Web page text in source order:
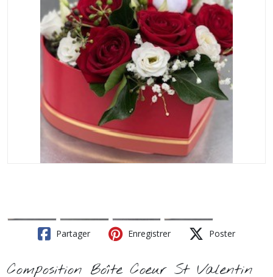
Partager Enregistrer Poster
Composition Boîte Coeur St Valentin